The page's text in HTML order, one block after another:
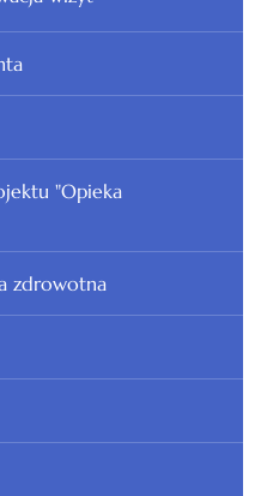
"Opieka
zdrowotna